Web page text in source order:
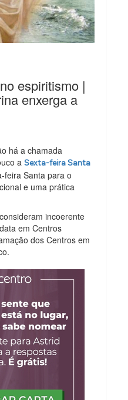
espiritismo |
enxerga a
há a chamada
aSexta-feira Santa
feira Santa para o
e uma prática
incoerente
em Centros
dos Centros em